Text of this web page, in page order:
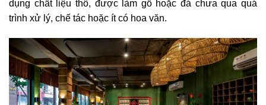
dụng chất liệu thô, được làm gỗ hoặc đá chưa qua quá
trình xử lý, chế tác hoặc ít có hoa văn.